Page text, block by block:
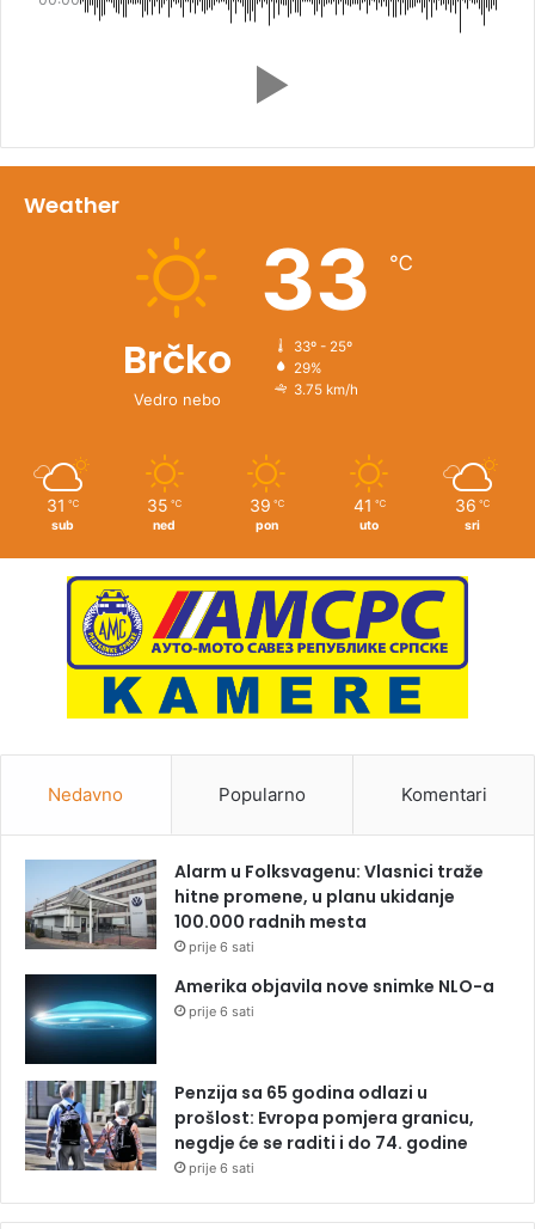
Weather
Brčko
Vedro nebo
33 ℃
33º - 25º
29%
3.75 km/h
31 ℃
sub
35 ℃
ned
39 ℃
pon
41 ℃
uto
36 ℃
sri
Nedavno Popularno Komentari
Alarm u Folksvagenu: Vlasnici traže
hitne promene, u planu ukidanje
100.000 radnih mesta
prije 6 sati
Amerika objavila nove snimke NLO-a
prije 6 sati
Penzija sa 65 godina odlazi u
prošlost: Evropa pomjera granicu,
negdje će se raditi i do 74. godine
prije 6 sati